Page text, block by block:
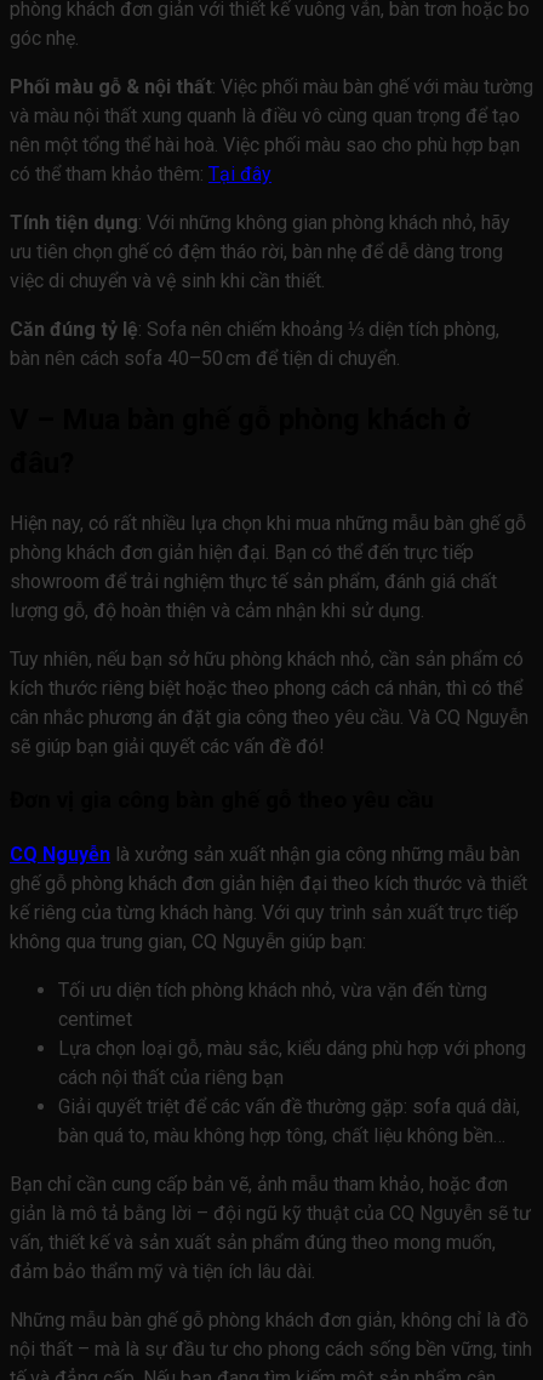
phòng khách đơn giản với thiết kế vuông vắn, bàn trơn hoặc bo
góc nhẹ.
Phối màu gỗ & nội thất: Việc phối màu bàn ghế với màu tường
và màu nội thất xung quanh là điều vô cùng quan trọng để tạo
nên một tổng thể hài hoà. Việc phối màu sao cho phù hợp bạn
có thể tham khảo thêm: Tại đây
Tính tiện dụng: Với những không gian phòng khách nhỏ, hãy
ưu tiên chọn ghế có đệm tháo rời, bàn nhẹ để dễ dàng trong
việc di chuyển và vệ sinh khi cần thiết.
Căn đúng tỷ lệ: Sofa nên chiếm khoảng ⅓ diện tích phòng,
bàn nên cách sofa 40–50 cm để tiện di chuyển.
Hiện nay, có rất nhiều lựa chọn khi mua những mẫu bàn ghế gỗ
phòng khách đơn giản hiện đại. Bạn có thể đến trực tiếp
showroom để trải nghiệm thực tế sản phẩm, đánh giá chất
lượng gỗ, độ hoàn thiện và cảm nhận khi sử dụng.
Tuy nhiên, nếu bạn sở hữu phòng khách nhỏ, cần sản phẩm có
kích thước riêng biệt hoặc theo phong cách cá nhân, thì có thể
cân nhắc phương án đặt gia công theo yêu cầu. Và CQ Nguyễn
sẽ giúp bạn giải quyết các vấn đề đó!
CQ Nguyễn là xưởng sản xuất nhận gia công những mẫu bàn
ghế gỗ phòng khách đơn giản hiện đại theo kích thước và thiết
kế riêng của từng khách hàng. Với quy trình sản xuất trực tiếp
không qua trung gian, CQ Nguyễn giúp bạn:
Tối ưu diện tích phòng khách nhỏ, vừa vặn đến từng
centimet
Lựa chọn loại gỗ, màu sắc, kiểu dáng phù hợp với phong
cách nội thất của riêng bạn
Giải quyết triệt để các vấn đề thường gặp: sofa quá dài,
bàn quá to, màu không hợp tông, chất liệu không bền…
Bạn chỉ cần cung cấp bản vẽ, ảnh mẫu tham khảo, hoặc đơn
giản là mô tả bằng lời – đội ngũ kỹ thuật của CQ Nguyễn sẽ tư
vấn, thiết kế và sản xuất sản phẩm đúng theo mong muốn,
đảm bảo thẩm mỹ và tiện ích lâu dài.
Những mẫu bàn ghế gỗ phòng khách đơn giản, không chỉ là đồ
nội thất – mà là sự đầu tư cho phong cách sống bền vững, tinh